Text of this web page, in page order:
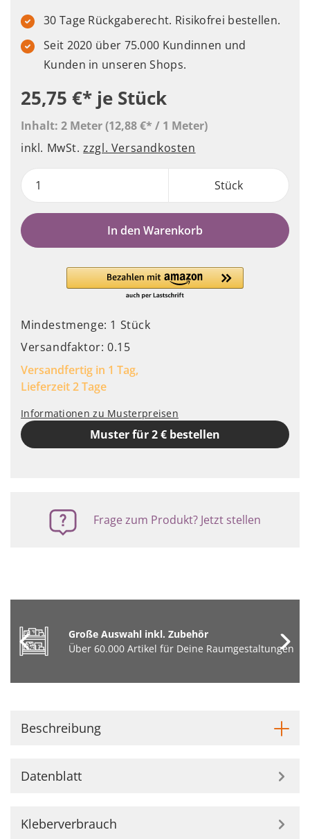
30 Tage Rückgaberecht. Risikofrei bestellen.
Seit 2020 über 75.000 Kundinnen und
Kunden in unseren Shops.
25,75 €* je Stück
Inhalt: 2 Meter(12,88 €* / 1 Meter)
inkl. MwSt.zzgl. Versandkosten
Stück
In den Warenkorb
Mindestmenge: 1 Stück
Versandfaktor: 0.15
Versandfertig in 1 Tag,
Lieferzeit 2 Tage
Informationen zu Musterpreisen
Muster für 2 € bestellen
Frage zum Produkt? Jetzt stellen
Große Auswahl inkl. Zubehör
Über 60.000 Artikel für Deine Raumgestaltungen
Beschreibung
Datenblatt
Kleberverbrauch